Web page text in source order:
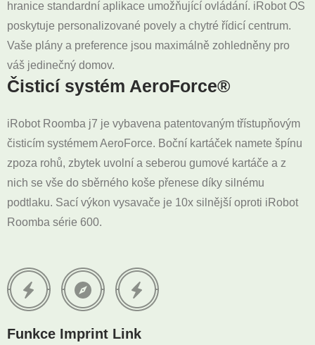
hranice standardní aplikace umožňující ovládání. iRobot OS
poskytuje personalizované povely a chytré řídicí centrum.
Vaše plány a preference jsou maximálně zohledněny pro
váš jedinečný domov.
Čisticí systém AeroForce®
iRobot Roomba j7 je vybavena patentovaným třístupňovým
čisticím systémem AeroForce. Boční kartáček namete špínu
zpoza rohů, zbytek uvolní a seberou gumové kartáče a z
nich se vše do sběrného koše přenese díky silnému
podtlaku. Sací výkon vysavače je 10x silnější oproti iRobot
Roomba série 600.
Funkce Imprint Link